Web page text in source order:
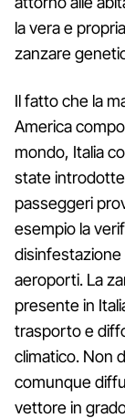
la vera e
zanzare
Il fatto che la
America
mondo, Italia
state introdotte
passeggeri
esempio la
disinfestazione
aeroporti. La
presente in
trasporto e
climatico. Non
comunque
vettore in